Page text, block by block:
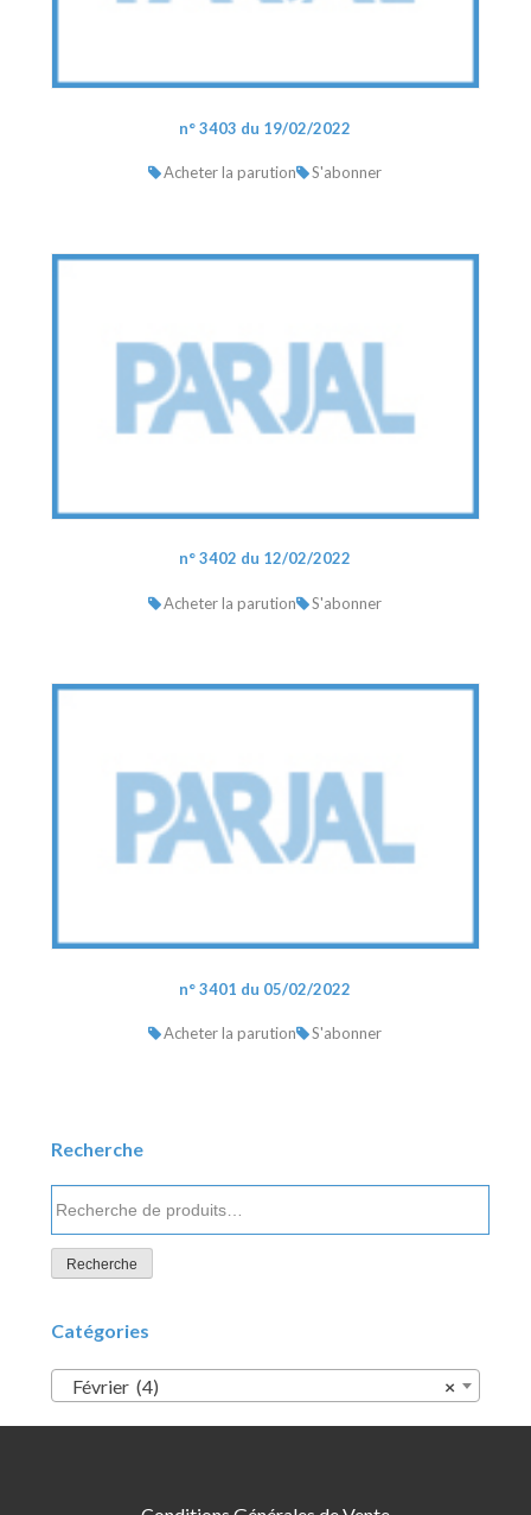
n° 3403 du 19/02/2022
Acheter la parution S'abonner
n° 3402 du 12/02/2022
Acheter la parution S'abonner
n° 3401 du 05/02/2022
Acheter la parution S'abonner
Recherche
pour :
Recherche
Catégories
×
Février (4)